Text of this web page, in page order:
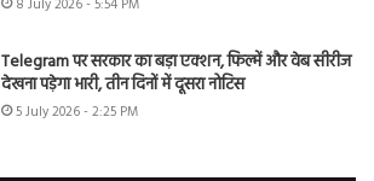
8 July 2026 - 5:54 PM
Telegram पर सरकार का बड़ा एक्शन, फिल्में और वेब सीरीज
देखना पड़ेगा भारी, तीन दिनों में दूसरा नोटिस
5 July 2026 - 2:25 PM